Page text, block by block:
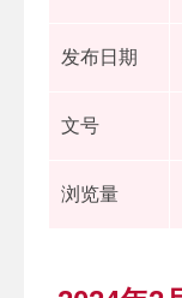
发布日期
文号
浏览量